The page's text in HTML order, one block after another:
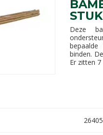
Deze
binden.
Er zitten